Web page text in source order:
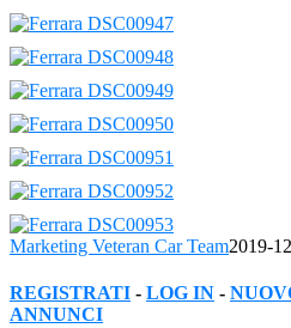
Marketing Veteran Car Team2019-
REGISTRATI - LOG IN -
ANNUNCI